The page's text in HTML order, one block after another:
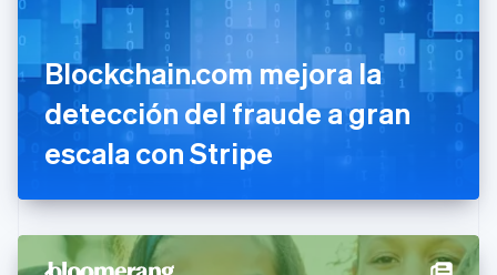
Blockchain.com mejora la
detección del fraude a gran
escala con Stripe
Dinamarca
Emiratos Árabes Unidos
English
Eslovaquia
Eslovenia
España
Estados Unidos
EnglishEspañol简体中文